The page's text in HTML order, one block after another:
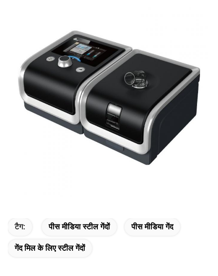
टैग: पीस मीडिया स्टील गेंदों पीस मीडिया गेंद
गेंद मिल के लिए स्टील गेंदों